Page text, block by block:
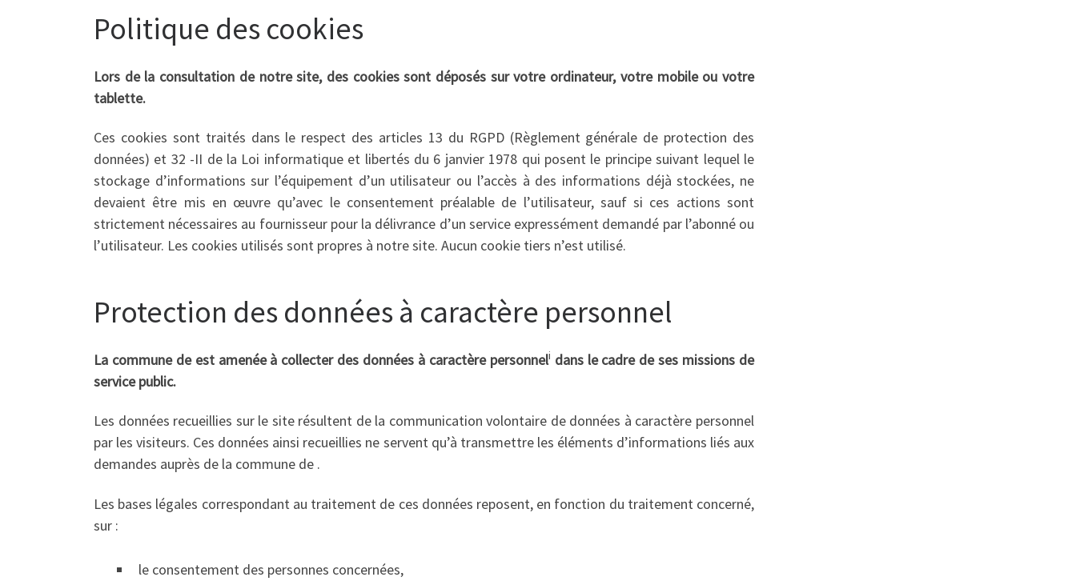
Politique des cookies
Lors de la consultation de notre site, des cookies sont déposés sur votre ordinateur, votre mobile ou votre
tablette.
Ces cookies sont traités dans le respect des articles 13 du RGPD (Règlement générale de protection des
données) et 32 -II de la Loi informatique et libertés du 6 janvier 1978 qui posent le principe suivant lequel le
stockage d’informations sur l’équipement d’un utilisateur ou l’accès à des informations déjà stockées, ne
devaient être mis en œuvre qu’avec le consentement préalable de l’utilisateur, sauf si ces actions sont
strictement nécessaires au fournisseur pour la délivrance d’un service expressément demandé par l’abonné ou
l’utilisateur. Les cookies utilisés sont propres à notre site. Aucun cookie tiers n’est utilisé.
Protection des données à caractère personnel
La commune de est amenée à collecter des données à caractère personneli dans le cadre de ses missions de
service public.
Les données recueillies sur le site résultent de la communication volontaire de données à caractère personnel
par les visiteurs. Ces données ainsi recueillies ne servent qu’à transmettre les éléments d’informations liés aux
demandes auprès de la commune de .
Les bases légales correspondant au traitement de ces données reposent, en fonction du traitement concerné,
sur :
le consentement des personnes concernées,